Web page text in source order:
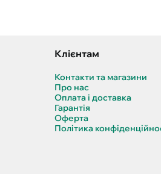
Клієнтам
Контакти та магазини
Про нас
Оплата і доставка
Гарантія
Оферта
Політика